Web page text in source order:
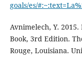
goals/es/
Avnimelech, Y.
Book, 3rd Edition.
Rouge, Louisiana.